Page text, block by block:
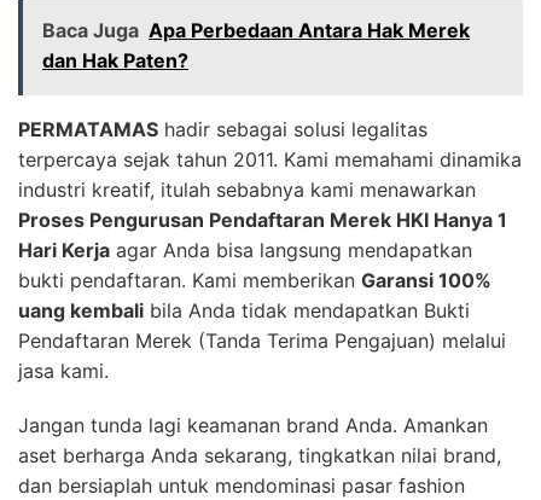
Baca Juga Apa Perbedaan Antara Hak Merek
dan Hak Paten?
PERMATAMAS hadir sebagai solusi legalitas
terpercaya sejak tahun 2011. Kami memahami dinamika
industri kreatif, itulah sebabnya kami menawarkan
Proses Pengurusan Pendaftaran Merek HKI Hanya 1
Hari Kerja agar Anda bisa langsung mendapatkan
bukti pendaftaran. Kami memberikan Garansi 100%
uang kembali bila Anda tidak mendapatkan Bukti
Pendaftaran Merek (Tanda Terima Pengajuan) melalui
jasa kami.
Jangan tunda lagi keamanan brand Anda. Amankan
aset berharga Anda sekarang, tingkatkan nilai brand,
dan bersiaplah untuk mendominasi pasar fashion